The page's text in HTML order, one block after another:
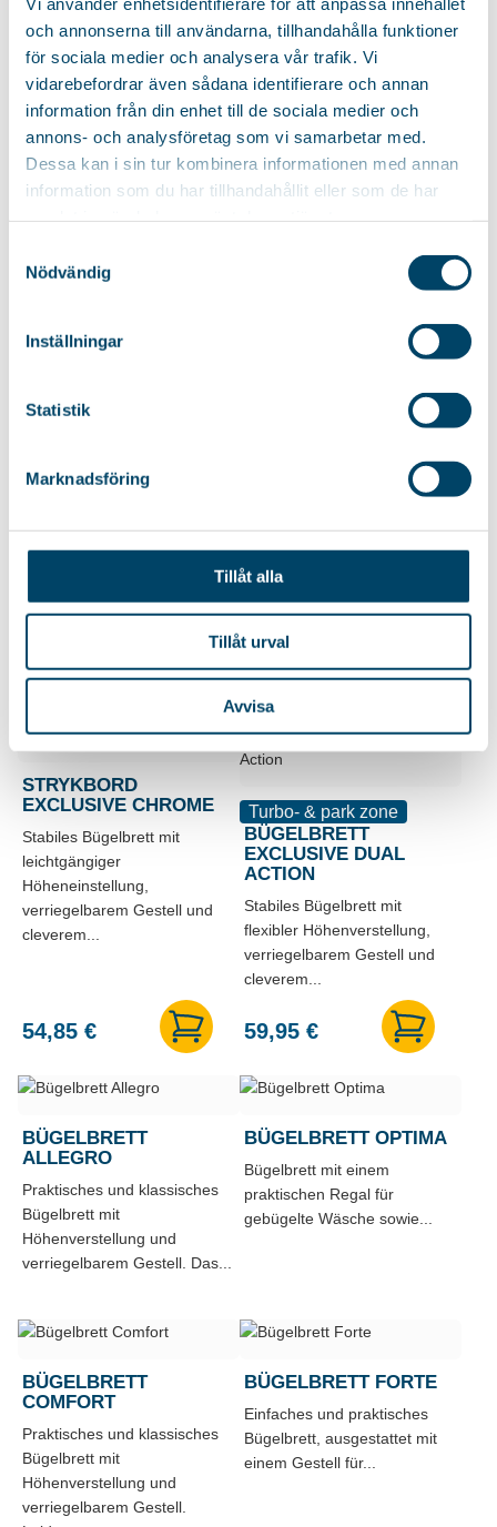
och annonserna till användarna, tillhandahålla funktioner
för sociala medier och analysera vår trafik. Vi
vidarebefordrar även sådana identifierare och annan
information från din enhet till de sociala medier och
annons- och analysföretag som vi samarbetar med.
Dessa kan i sin tur kombinera informationen med annan
information som du har tillhandahållit eller som de har
Nödvändig
Inställningar
Statistik
Marknadsföring
Tillåt alla
Tillåt urval
Avvisa
Form, speziell angepasst für
Hemden, Gardinen,...
64,85€
Bügelbrett mit Steckdose für
das Bügeleisen und
Kabelhalter. Einzigartige...
Für Hemden geeignet
BÜGELBRETT FACILE
Bügeltisch mit einzigartiger
Mit Ablage
BÜGELBRETT
Bügelbrett mit praktischer
Ablage für frisch gebügelte
BÜGELBRETT
Stabiles Bügelbrett mit
leichtgängiger
verriegelbarem Gestell und
54,85€
EXCLUSIVE BLACK
Stabiles Bügelbrett mit
einfacher Höheneinstellung,
verriegelbarem Gestell und
cleverem...
54,85€
STRYKBORD
EXCLUSIVE CHROME
Stabiles Bügelbrett mit
leichtgängiger
Höheneinstellung,
verriegelbarem Gestell und
cleverem...
54,85 €
Turbo- & park zone
BÜGELBRETT
EXCLUSIVE DUAL
ACTION
Stabiles Bügelbrett mit
flexibler Höhenverstellung,
verriegelbarem Gestell und
cleverem...
59,95 €
BÜGELBRETT
ALLEGRO
Praktisches und klassisches
Bügelbrett mit
Höhenverstellung und
verriegelbarem Gestell. Das...
BÜGELBRETT OPTIMA
Bügelbrett mit einem
praktischen Regal für
gebügelte Wäsche sowie...
BÜGELBRETT
COMFORT
Praktisches und klassisches
Bügelbrett mit
Höhenverstellung und
verriegelbarem Gestell.
BÜGELBRETT FORTE
Einfaches und praktisches
Bügelbrett, ausgestattet mit
einem Gestell für...